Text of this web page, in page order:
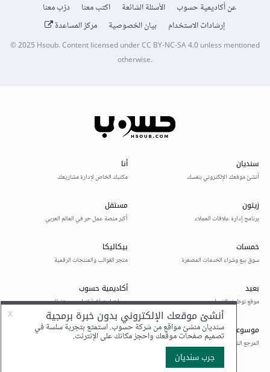
عن أكاديمية حسوب الأسئلة الشائعة اكتب معنا
درّب معنا
إرشادات الاستخدام
بيان الخصوصية مركز المساعدة
© 2025Hsoub.Content licensed underCC BY-NC-SA 4.0unless mentioned
otherwise.